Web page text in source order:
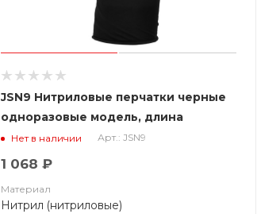
JSN9 Нитриловые перчатки черные
одноразовые модель, длина
240мм,толщина 0,15мм, (уп. 100шт)
Jeta Saf
Нет в наличии Арт.: JSN9
1 068 ₽
Материал
Нитрил (нитриловые)